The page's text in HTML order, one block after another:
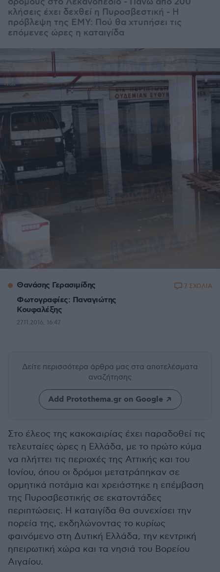
κλήσεις έχει δεχθεί η Πυροσβεστική - Η
πρόβλεψη της ΕΜΥ: Πού θα χτυπήσει τις
επόμενες ώρες η καταιγίδα
Θανάσης Γερασιμίδης
Φωτογραφίες: Παναγιώτης
Κουφαλέξης
27.11.2016, 16:47
7 ΣΧΟΛΙΑ
Δείτε περισσότερα άρθρα μας στα αποτελέσματα
αναζήτησης
Add Protothema.gr on Google
Στο έλεος της κακοκαιρίας έχει παραδοθεί τις
τελευταίες ώρες η Ελλάδα, με το πρώτο κύμα
να πλήττει τις περιοχές της Αττικής και του
Ιονίου, όπου οι δρόμοι μετατράπηκαν σε
ορμητικά ποτάμια και χρειάστηκε η επέμβαση
της Πυροσβεστικής σε εκατοντάδες
περιπτώσεις. Η καταιγίδα θα συνεχίσει την
πορεία της, εκδηλώνοντας το κυρίως
φαινόμενο στη Δυτική Ελλάδα, την κεντρική
ηπειρωτική χώρα και τα νησιά του Βορείου
Αιγαίου.